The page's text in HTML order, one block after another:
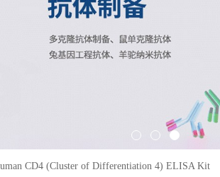
CD4 (Cluster of Differentiation 4) ELISA Kit